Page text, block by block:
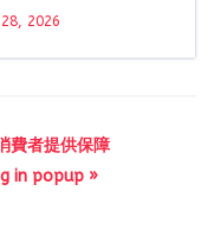
2026
費者提供保障
in popup »